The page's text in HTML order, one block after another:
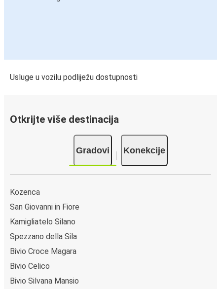
Usluge u vozilu podliježu dostupnosti
Otkrijte više destinacija
Gradovi Konekcije
Kozenca
San Giovanni in Fiore
Kamigliatelo Silano
Spezzano della Sila
Bivio Croce Magara
Bivio Celico
Bivio Silvana Mansio